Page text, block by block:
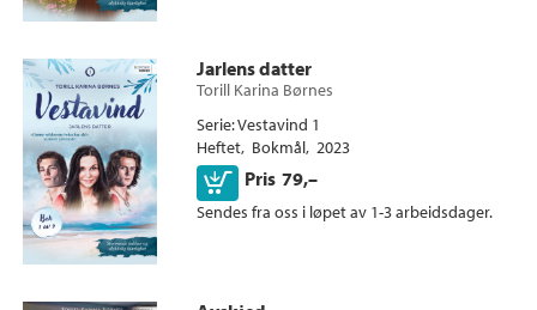
Jarlens datter
Torill Karina Børnes
Serie Vestavind 1
Heftet Bokmål 2023
Pris 79,–
Kjøp
Sendes fra oss i løpet av 1-3 arbeidsdager.